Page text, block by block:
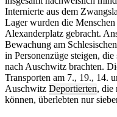
Internierte aus dem
Lager wurden die
Alexanderplatz gebracht.
Bewachung am
in Personenzüge steigen,
nach Auschwitz brachten.
Transporten am 7., 19., 14.
Auschwitz Deportierten, die
können, überlebten nur